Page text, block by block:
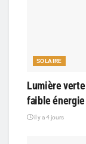
SOLAIRE
Lumière
faible
il y a 4 jours